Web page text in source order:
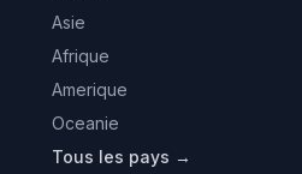
Asie
Afrique
Amerique
Oceanie
Tous les pays →